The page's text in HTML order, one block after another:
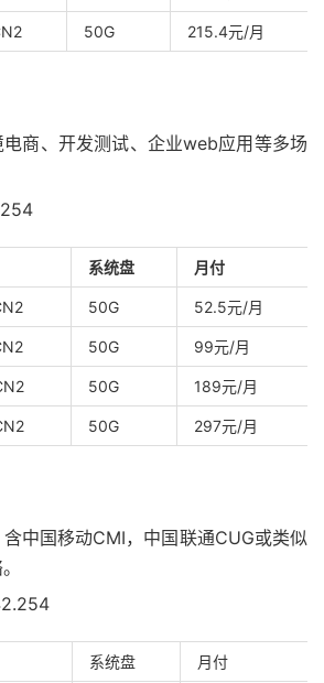
50G 215.4元/月
商、开发测试、企业web应用等多场
系统盘 月付
50G 52.5元/月
50G 99元/月
50G 189元/月
50G 297元/月
含中国移动CMI，中国联通CUG或类似
系统盘 月付